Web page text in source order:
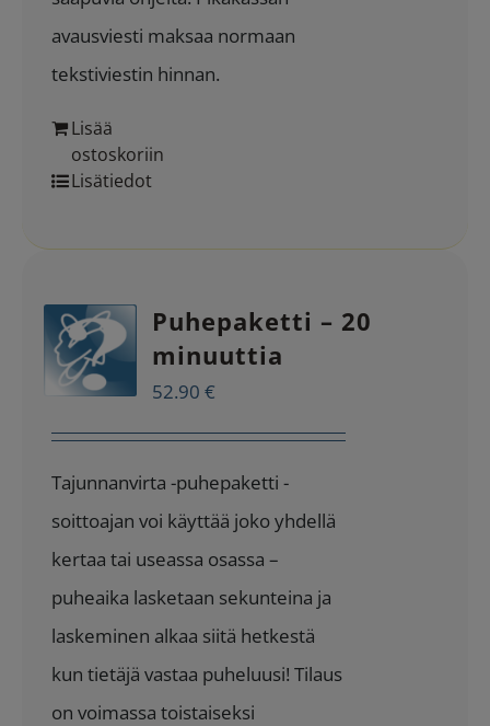
avausviesti maksaa normaan
tekstiviestin hinnan.
Lisää
ostoskoriin
Lisätiedot
Puhepaketti – 20
minuuttia
52.90€
Tajunnanvirta -puhepaketti -
soittoajan voi käyttää joko yhdellä
kertaa tai useassa osassa –
puheaika lasketaan sekunteina ja
laskeminen alkaa siitä hetkestä
kun tietäjä vastaa puheluusi! Tilaus
on voimassa toistaiseksi